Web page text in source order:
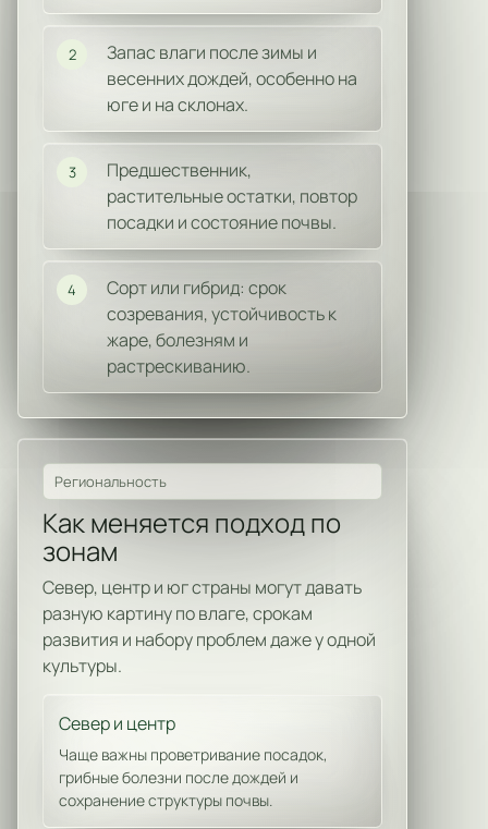
2
Запас влаги после зимы и
весенних дождей, особенно на
юге и на склонах.
3
Предшественник,
растительные остатки, повтор
посадки и состояние почвы.
4
Сорт или гибрид: срок
созревания, устойчивость к
жаре, болезням и
растрескиванию.
Региональность
Как меняется подход по
зонам
Север, центр и юг страны могут давать
разную картину по влаге, срокам
развития и набору проблем даже у одной
культуры.
Север и центр
Чаще важны проветривание посадок,
грибные болезни после дождей и
сохранение структуры почвы.